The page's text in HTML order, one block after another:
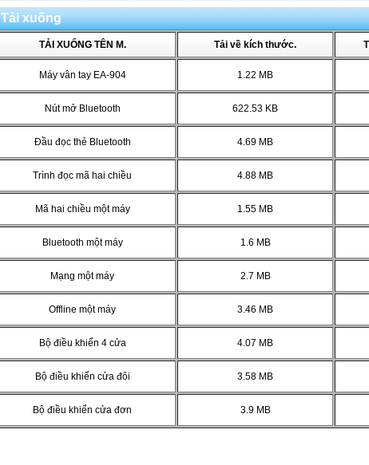
Tải xuống
TẢI XUỐNG TÊN M. Tải về kích thước.
Máy vân tay EA-904 1.22 MB
Nút mở Bluetooth 622.53 KB
Đầu đọc thẻ Bluetooth 4.69 MB
Trình đọc mã hai chiều 4.88 MB
Mã hai chiều một máy 1.55 MB
Bluetooth một máy 1.6 MB
Mạng một máy 2.7 MB
Offline một máy 3.46 MB
Bộ điều khiển 4 cửa 4.07 MB
Bộ điều khiển cửa đôi 3.58 MB
Bộ điều khiển cửa đơn 3.9 MB